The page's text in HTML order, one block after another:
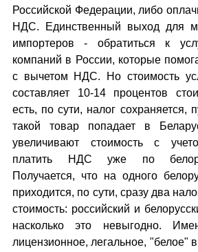
Российской Федерации, либо
НДС. Единственный выход для
импортеров - обратиться к
компаний в России, которые
с вычетом НДС. Но стоимость
составляет 10-14 процентов
есть, по сути, налог сохраняется,
такой товар попадает в
увеличивают стоимость с
платить НДС уже по
Получается, что на одного
приходится, по сути, сразу два
стоимость: российский и
насколько это невыгодно.
лицензионное, легальное, "белое"